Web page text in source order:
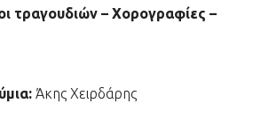
τραγουδιών – Χορογραφίες –
Άκης Χειρδάρης